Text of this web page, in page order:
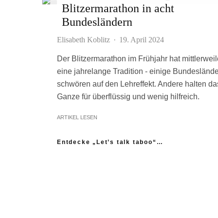
Blitzermarathon in acht
Bundesländern
Elisabeth Koblitz · 19. April 2024
Der Blitzermarathon im Frühjahr hat
eine jahrelange Tradition - einige
schwören auf den Lehreffekt. Andere halten
Ganze für überflüssig und wenig hilfreich.
ARTIKEL LESEN
Entdecke „Let’s talk taboo“…